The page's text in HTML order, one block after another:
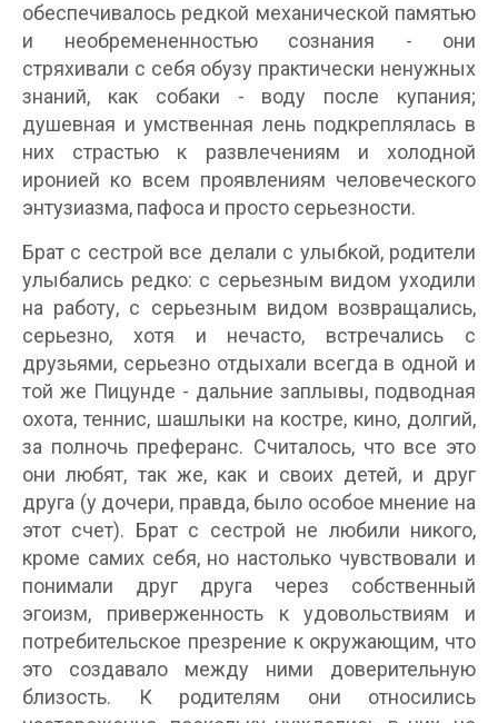
обеспечивалось редкой механической памятью
и необремененностью сознания - они
стряхивали с себя обузу практически ненужных
знаний, как собаки - воду после купания;
душевная и умственная лень подкреплялась в
них страстью к развлечениям и холодной
иронией ко всем проявлениям человеческого
энтузиазма, пафоса и просто серьезности.
Брат с сестрой все делали с улыбкой, родители
улыбались редко: с серьезным видом уходили
на работу, с серьезным видом возвращались,
серьезно, хотя и нечасто, встречались с
друзьями, серьезно отдыхали всегда в одной и
той же Пицунде - дальние заплывы, подводная
охота, теннис, шашлыки на костре, кино, долгий,
за полночь преферанс. Считалось, что все это
они любят, так же, как и своих детей, и друг
друга (у дочери, правда, было особое мнение на
этот счет). Брат с сестрой не любили никого,
кроме самих себя, но настолько чувствовали и
понимали друг друга через собственный
эгоизм, приверженность к удовольствиям и
потребительское презрение к окружающим, что
это создавало между ними доверительную
близость. К родителям они относились